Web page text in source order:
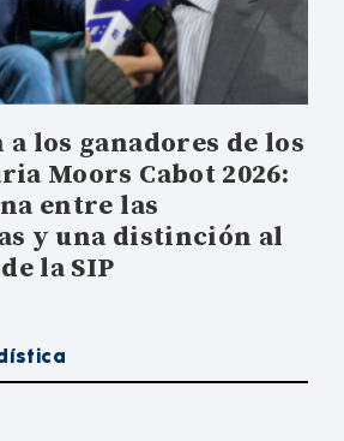
los ganadores de los
Moors Cabot 2026:
entre las
y una distinción al
la SIP